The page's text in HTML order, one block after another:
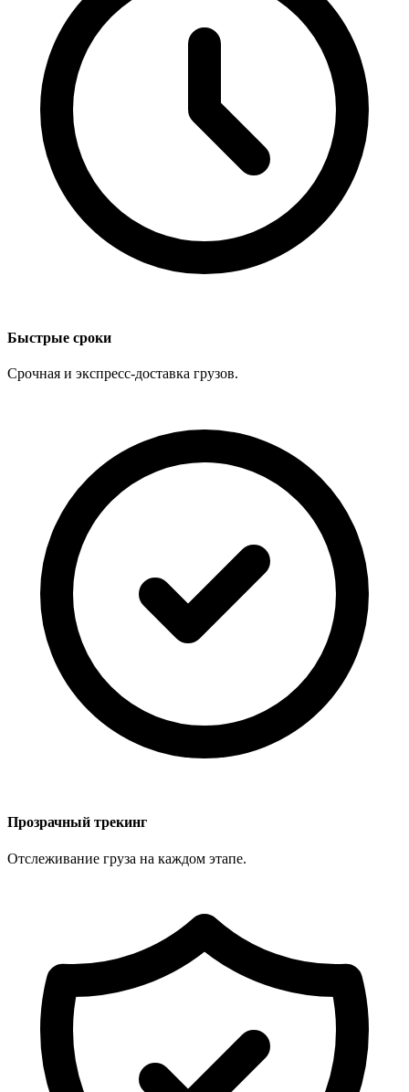
Быстрые сроки
Срочная и экспресс-доставка грузов.
Прозрачный трекинг
Отслеживание груза на каждом этапе.